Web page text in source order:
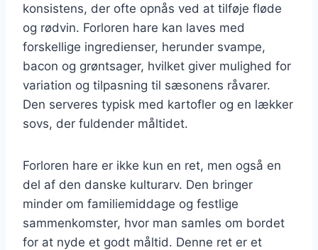
konsistens, der ofte opnås ved at tilføje fløde
og rødvin. Forloren hare kan laves med
forskellige ingredienser, herunder svampe,
bacon og grøntsager, hvilket giver mulighed for
variation og tilpasning til sæsonens råvarer.
Den serveres typisk med kartofler og en lækker
sovs, der fuldender måltidet.
Forloren hare er ikke kun en ret, men også en
del af den danske kulturarv. Den bringer
minder om familiemiddage og festlige
sammenkomster, hvor man samles om bordet
for at nyde et godt måltid. Denne ret er et